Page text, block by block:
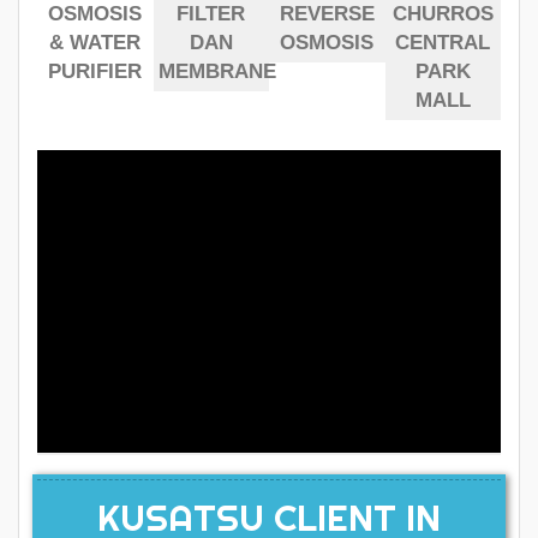
OSMOSIS
& WATER
PURIFIER
FILTER
DAN
MEMBRANE
REVERSE
OSMOSIS
CHURROS
CENTRAL
PARK
MALL
KUSATSU CLIENT IN